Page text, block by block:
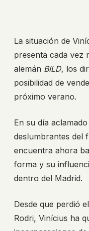
La situación de
presenta cada vez
alemán BILD, los
posibilidad de
próximo verano.
En su día
deslumbrantes del
encuentra ahora
forma y su
dentro del Madrid.
Desde que perdió
Rodri, Vinícius ha